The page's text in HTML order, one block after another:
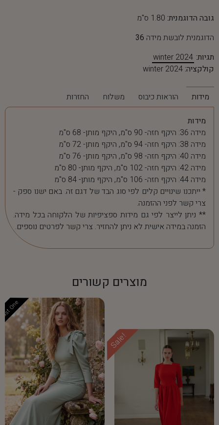
גובה הדוגמנית: 1.80 ס"מ
הדוגמנית לובשת מידה 36
תגיות: winter 2024
קולקציה: winter 2024
מידות הוראות כיבוס משלוח החזרות
מידות
מידה 36: היקף חזה- 90 ס"מ, היקף מותן- 68 ס"מ
מידה 38: היקף חזה- 94 ס"מ, היקף מותן- 72 ס"מ
מידה 40: היקף חזה- 98 ס"מ, היקף מותן- 76 ס"מ
מידה 42: היקף חזה- 102 ס"מ, היקף מותן- 80 ס"מ
מידה 44: היקף חזה- 106 ס"מ, היקף מותן- 84 ס"מ
* ייתכנו שינויים קלים לפי סוג הבד של דגם זה. באם ישנו ספק -
צרי קשר לפני ההזמנה.
** ניתן לייצר לפי גם מידות ספציפיות של הלקוחה בכל מידה.
הזמנה במידה אישית לא ניתן להחזיר. צרי קשר לפרטים נוספים.
מוצרים קשורים
Sale!
One